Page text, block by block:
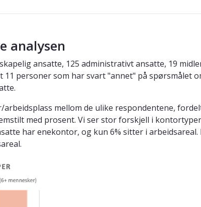
analysen
ansatte, 125 administrativt ansatte, 19
personer som har svart "annet" på spørsmålet
mellom de ulike respondentene,
med prosent. Vi ser stor forskjell i
har enekontor, og kun 6% sitter i